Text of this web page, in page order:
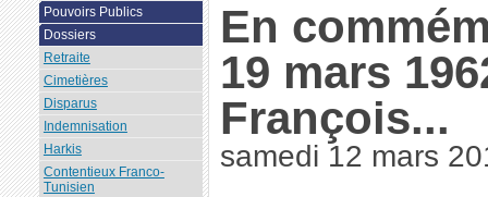
En
19 mars
François...
samedi 12 mars
Pouvoirs Publics
Dossiers
Retraite
Cimetières
Disparus
Indemnisation
Harkis
Contentieux Franco-
Tunisien